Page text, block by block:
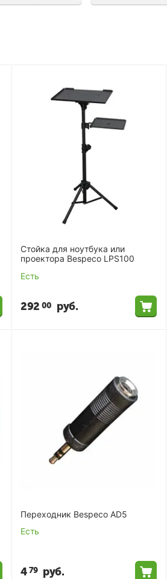
Стойка для ноутбука или
проектора Bespeco LPS100
Есть
292 00 руб.
Переходник Bespeco AD5
Есть
4 79 руб.